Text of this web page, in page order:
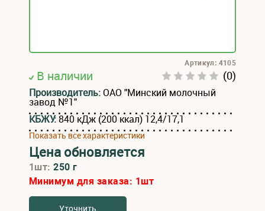
В наличии (0)
Артикул: 4105
Производитель:ОАО "Минский молочный
завод №1"
КБЖУ:840 кДж (200 ккал) 12,4/17,1
Показать все характеристики
Цена обновляется
1шт:250 г
Минимум для заказа: 1шт
Уточнить